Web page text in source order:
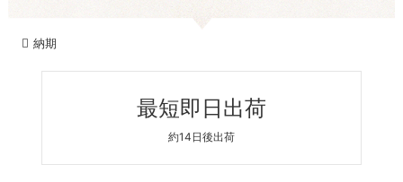
納期
最短即日出荷
約14日後出荷